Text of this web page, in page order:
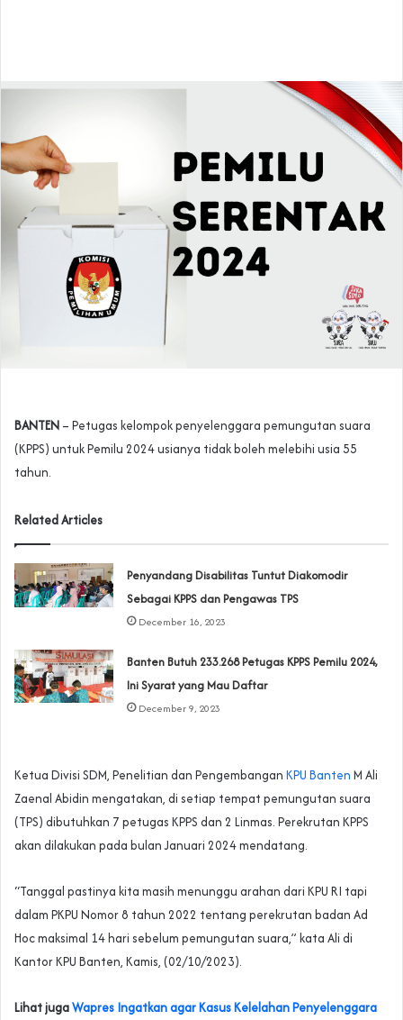
BANTEN – Petugas kelompok penyelenggara pemungutan suara
(KPPS) untuk Pemilu 2024 usianya tidak boleh melebihi usia 55
tahun.
Related Articles
Penyandang Disabilitas Tuntut Diakomodir
Sebagai KPPS dan Pengawas TPS
December 16, 2023
Banten Butuh 233.268 Petugas KPPS Pemilu 2024,
Ini Syarat yang Mau Daftar
December 9, 2023
Ketua Divisi SDM, Penelitian dan Pengembangan KPU Banten M Ali
Zaenal Abidin mengatakan, di setiap tempat pemungutan suara
(TPS) dibutuhkan 7 petugas KPPS dan 2 Linmas. Perekrutan KPPS
akan dilakukan pada bulan Januari 2024 mendatang.
“Tanggal pastinya kita masih menunggu arahan dari KPU RI tapi
dalam PKPU Nomor 8 tahun 2022 tentang perekrutan badan Ad
Hoc maksimal 14 hari sebelum pemungutan suara,” kata Ali di
Kantor KPU Banten, Kamis, (02/10/2023).
Lihat jugaWapres Ingatkan agar Kasus Kelelahan Penyelenggara